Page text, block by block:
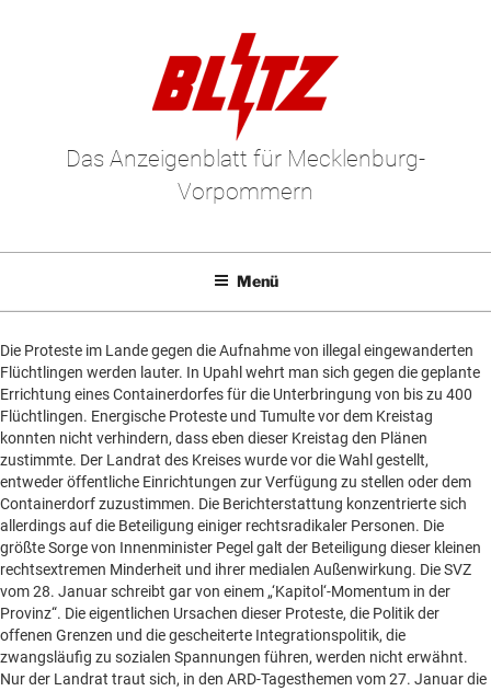
Das Anzeigenblatt für Mecklenburg-
Vorpommern
Menü
E-Paper
Kleinanzeigen
Leserbriefe
Beilagen online
Kontakt
Die Proteste im Lande gegen die Aufnahme von illegal eingewanderten
Flüchtlingen werden lauter. In Upahl wehrt man sich gegen die geplante
Errichtung eines Containerdorfes für die Unterbringung von bis zu 400
Flüchtlingen. Energische Proteste und Tumulte vor dem Kreistag
konnten nicht verhindern, dass eben dieser Kreistag den Plänen
zustimmte. Der Landrat des Kreises wurde vor die Wahl gestellt,
entweder öffentliche Einrichtungen zur Verfügung zu stellen oder dem
Containerdorf zuzustimmen. Die Berichterstattung konzentrierte sich
allerdings auf die Beteiligung einiger rechtsradikaler Personen. Die
größte Sorge von Innenminister Pegel galt der Beteiligung dieser kleinen
rechtsextremen Minderheit und ihrer medialen Außenwirkung. Die SVZ
vom 28. Januar schreibt gar von einem „‘Kapitol‘-Momentum in der
Provinz“. Die eigentlichen Ursachen dieser Proteste, die Politik der
offenen Grenzen und die gescheiterte Integrationspolitik, die
zwangsläufig zu sozialen Spannungen führen, werden nicht erwähnt.
Nur der Landrat traut sich, in den ARD-Tagesthemen vom 27. Januar die